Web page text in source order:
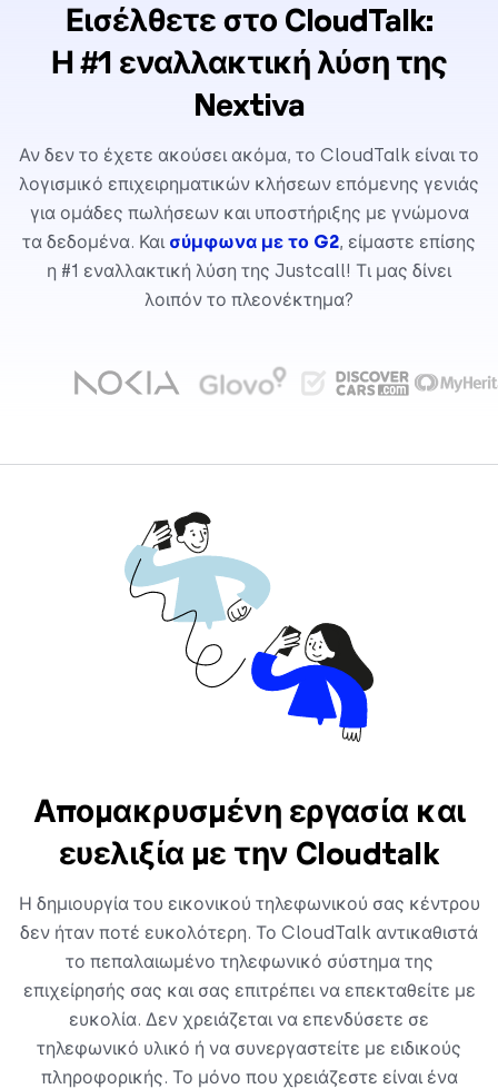
Εισέλθετε στο CloudTalk:
Η #1 εναλλακτική λύση της
Nextiva
Αν δεν το έχετε ακούσει ακόμα, το CloudTalk είναι το
λογισμικό επιχειρηματικών κλήσεων επόμενης γενιάς
για ομάδες πωλήσεων και υποστήριξης με γνώμονα
τα δεδομένα. Και σύμφωνα με το G2, είμαστε επίσης
η #1 εναλλακτική λύση της Justcall! Τι μας δίνει
λοιπόν το πλεονέκτημα?
Απομακρυσμένη εργασία και
ευελιξία με την Cloudtalk
Η δημιουργία του εικονικού τηλεφωνικού σας κέντρου
δεν ήταν ποτέ ευκολότερη. Το CloudTalk αντικαθιστά
το πεπαλαιωμένο τηλεφωνικό σύστημα της
επιχείρησής σας και σας επιτρέπει να επεκταθείτε με
ευκολία. Δεν χρειάζεται να επενδύσετε σε
τηλεφωνικό υλικό ή να συνεργαστείτε με ειδικούς
πληροφορικής. Το μόνο που χρειάζεστε είναι ένα